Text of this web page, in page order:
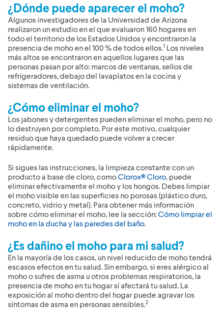
¿Dónde puede aparecer el moho?
Algunos investigadores de la Universidad de Arizona
realizaron un estudio en el que evaluaron 160 hogares en
todo el territorio de los Estados Unidos y encontraron la
presencia de moho en el 100 % de todos ellos.1 Los niveles
más altos se encontraron en aquellos lugares que las
personas pasan por alto: marcos de ventanas, sellos de
refrigeradores, debajo del lavaplatos en la cocina y
sistemas de ventilación.
¿Cómo eliminar el moho?
Los jabones y detergentes pueden eliminar el moho, pero no
lo destruyen por completo. Por este motivo, cualquier
residuo que haya quedado puede volver a crecer
rápidamente.
Si sigues las instrucciones, la limpieza constante con un
producto a base de cloro, comoClorox® Cloro, puede
eliminar efectivamente el moho y los hongos. Debes limpiar
el moho visible en las superficies no porosas (plástico duro,
concreto, vidrio y metal). Para obtener más información
sobre cómo eliminar el moho, lee la sección:Cómo limpiar el
moho en la ducha y las paredes del baño.
¿Es dañino el moho para mi salud?
En la mayoría de los casos, un nivel reducido de moho tendrá
escasos efectos en tu salud. Sin embargo, si eres alérgico al
moho o sufres de asma u otros problemas respiratorios, la
presencia de moho en tu hogar sí afectará tu salud. La
exposición al moho dentro del hogar puede agravar los
síntomas de asma en personas sensibles.2